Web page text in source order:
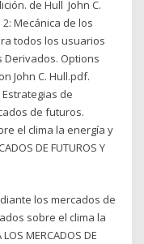
de Hull John C.
Mecánica de los
todos los usuarios
Derivados. Options
John C. Hull.pdf.
de
de futuros.
el clima la energía y
DE FUTUROS Y
los mercados de
sobre el clima la
MERCADOS DE